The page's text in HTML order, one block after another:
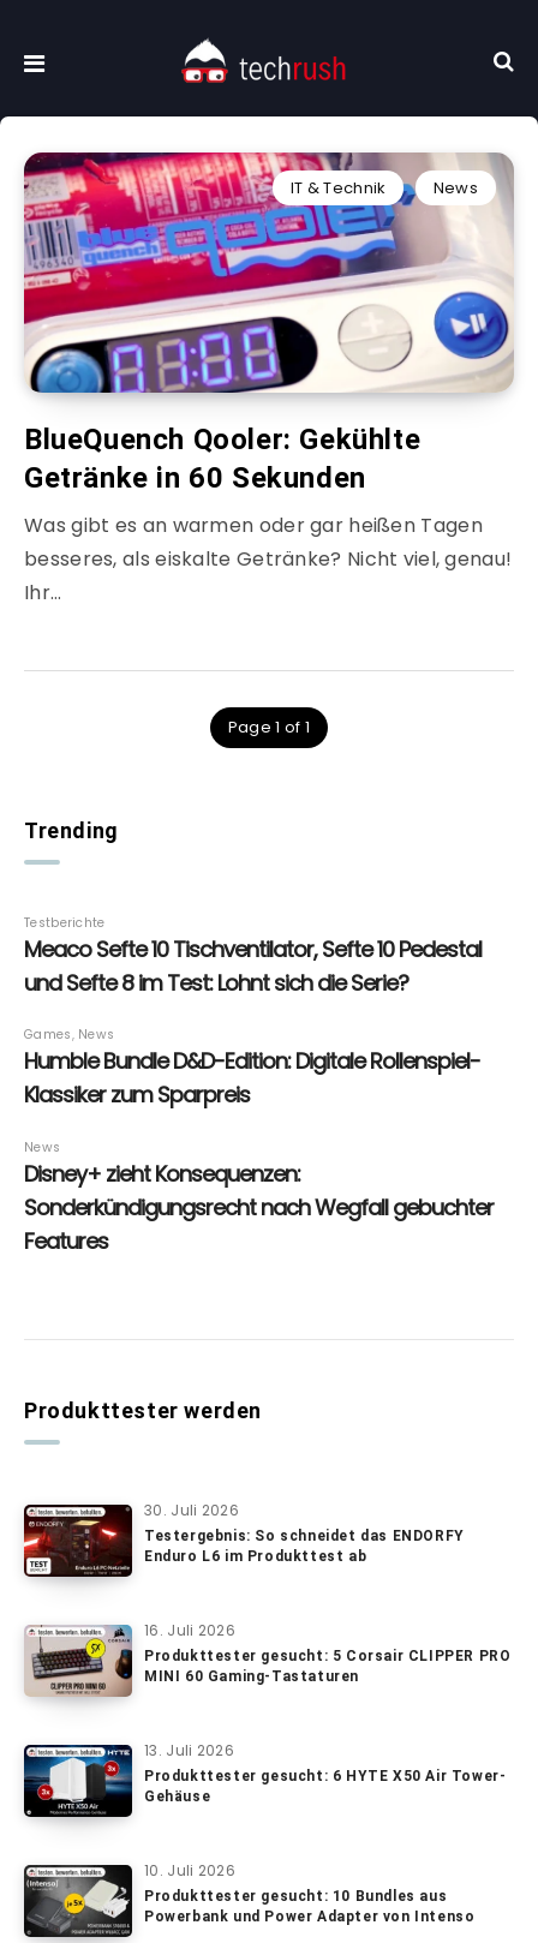
IT & Technik News
BlueQuench Qooler: Gekühlte
Getränke in 60 Sekunden
Was gibt es an warmen oder gar heißen Tagen
besseres, als eiskalte Getränke? Nicht viel, genau!
Ihr…
Page 1 of 1
Trending
Produkttester werden
30. Juli 2026
Testergebnis: So schneidet das ENDORFY
Enduro L6 im Produkttest ab
16. Juli 2026
Produkttester gesucht: 5 Corsair CLIPPER PRO
MINI 60 Gaming-Tastaturen
13. Juli 2026
Produkttester gesucht: 6 HYTE X50 Air Tower-
Gehäuse
10. Juli 2026
Produkttester gesucht: 10 Bundles aus
Powerbank und Power Adapter von Intenso